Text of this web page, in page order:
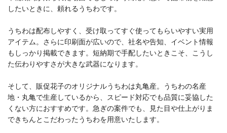
したいときに、頼れるうちわです。
うちわは配布しやすく、受け取ってすぐ使ってもらいやすい実用
アイテム。さらに印刷面が広いので、社名や告知、イベント情報
もしっかり掲載できます。短納期で手配したいときこそ、こうし
た伝わりやすさが大きな武器になります。
そして、販促花子のオリジナルうちわは丸亀産。うちわの名産
地・丸亀で生産しているから、スピード対応でも品質に妥協した
くない方におすすめです。急ぎの案件でも、見た目や仕上がりま
できちんとこだわったうちわを用意いたします。